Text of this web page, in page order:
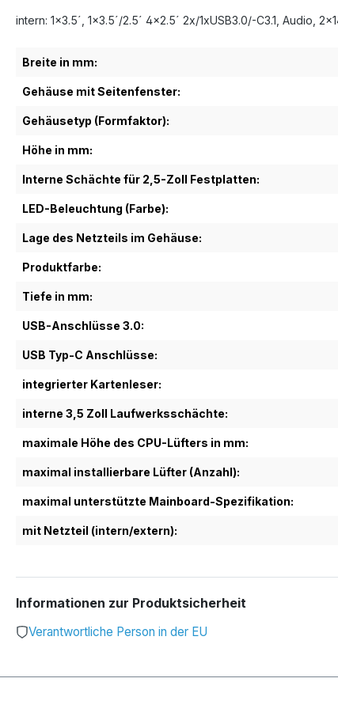
intern: 1x3.5´, 1x3.5´/2.5´ 4x2.5´ 2x/1xUSB3.0/-C3.1, Audio,
Breite in mm:
Gehäuse mit Seitenfenster:
Gehäusetyp (Formfaktor):
Höhe in mm:
Interne Schächte für 2,5-Zoll Festplatten:
LED-Beleuchtung (Farbe):
Lage des Netzteils im Gehäuse:
Produktfarbe:
Tiefe in mm:
USB-Anschlüsse 3.0:
USB Typ-C Anschlüsse:
integrierter Kartenleser:
interne 3,5 Zoll Laufwerksschächte:
maximale Höhe des CPU-Lüfters in mm:
maximal installierbare Lüfter (Anzahl):
maximal unterstützte Mainboard-Spezifikation:
mit Netzteil (intern/extern):
Informationen zur Produktsicherheit
Verantwortliche Person in der EU